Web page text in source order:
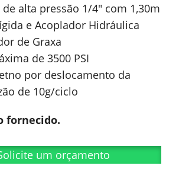
alta pressão 1/4″ com 1,30m
e Acoplador Hidráulica
de Graxa
de 3500 PSI
por deslocamento da
de 10g/ciclo
fornecido.
um orçamento